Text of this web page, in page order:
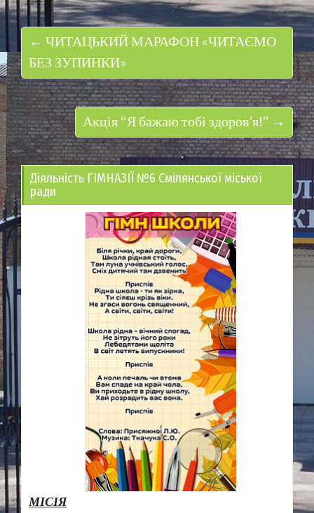
← ЧИТАЦЬКИЙ МАРАФОН «ЧИТАЄМО
БЕЗ ЗУПИНКИ»
Акція “Я бажаю тобі здоров’я!” →
Діяльність ГІМНАЗІЇ №6 Смілянської міської
ради
МІСІЯ